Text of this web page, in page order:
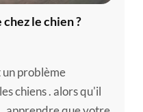
le chien ?
problème
chiens . alors qu'il